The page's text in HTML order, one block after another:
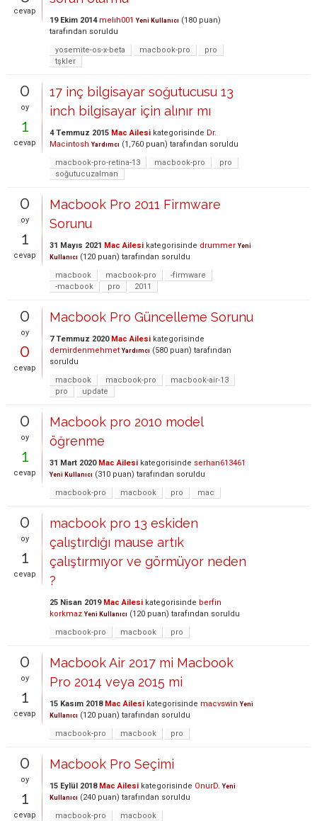
cevap
19 Ekim 2014 melıh001 Yeni Kullanıcı (180 puan)
tarafından soruldu
yosemite-os-x-beta
macbook-pro
pro
tşkler
0
oy
1
cevap
17 inç bilgisayar soğutucusu 13
inch bilgisayar için alınır mı
4 Temmuz 2015 Mac Ailesi kategorisinde Dr.
Macintosh Yardımcı (1,760 puan) tarafından soruldu
macbook-pro-retina-13
macbook-pro
pro
soğutucuzalman
0
oy
1
cevap
Macbook Pro 2011 Firmware
Sorunu
31 Mayıs 2021 Mac Ailesi kategorisinde drummer Yeni
Kullanıcı (120 puan) tarafından soruldu
macbook
macbook-pro
-firmware
-macbook
pro 2011
0
oy
0
cevap
Macbook Pro Güncelleme Sorunu
7 Temmuz 2020 Mac Ailesi kategorisinde
demirdenmehmet Yardımcı (580 puan) tarafından
soruldu
macbook
macbook-pro
macbook-air-13
pro
update
0
oy
1
cevap
Macbook pro 2010 model
öğrenme
31 Mart 2020 Mac Ailesi kategorisinde serhan613461
Yeni Kullanıcı (310 puan) tarafından soruldu
macbook-pro
macbook pro mac
0
oy
1
cevap
macbook pro 13 eskiden
çalıştırdığı mause artık
çalıştırmıyor ve görmüyor neden
?
25 Nisan 2019 Mac Ailesi kategorisinde berfin
korkmaz Yeni Kullanıcı (120 puan) tarafından soruldu
macbook-pro
macbook pro
0
oy
1
cevap
Macbook Air 2017 mi Macbook
Pro 2014 veya 2015 mi
15 Kasım 2018 Mac Ailesi kategorisinde macvswin Yeni
Kullanıcı (120 puan) tarafından soruldu
macbook-pro
macbook pro
0
oy
1
cevap
Macbook Pro Seçimi
15 Eylül 2018 Mac Ailesi kategorisinde OnurD. Yeni
Kullanıcı (240 puan) tarafından soruldu
macbook-pro
macbook